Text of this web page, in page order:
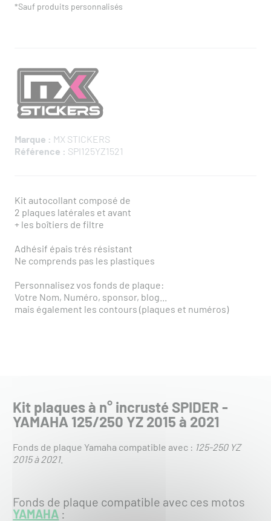
*Sauf produits personnalisés
Marque : MX STICKERS
Référence : SPI125YZ1521
Kit autocollant composé de
2 plaques latérales et avant
+ les boîtiers de filtre
Adhésif épais trés résistant
Ne comprends pas les plastiques
Personnalisez vos fonds de plaque:
Votre Nom, Numéro, sponsor, blog...
mais également les contours (plaques et numéros)
Kit plaques à n° incrusté SPIDER -
YAMAHA 125/250 YZ 2015 à 2021
Fonds de plaque Yamaha compatible avec : 125-250 YZ
2015 à 2021.
Fonds de plaque compatible avec ces motos
YAMAHA :